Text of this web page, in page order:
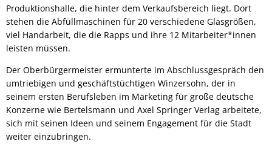
Produktionshalle, die hinter dem Verkaufsbereich liegt. Dort
stehen die Abfüllmaschinen für 20 verschiedene Glasgrößen,
viel Handarbeit, die die Rapps und ihre 12 Mitarbeiter*innen
leisten müssen.
Der Oberbürgermeister ermunterte im Abschlussgespräch den
umtriebigen und geschäftstüchtigen Winzersohn, der in
seinem ersten Berufsleben im Marketing für große deutsche
Konzerne wie Bertelsmann und Axel Springer Verlag arbeitete,
sich mit seinen Ideen und seinem Engagement für die Stadt
weiter einzubringen.